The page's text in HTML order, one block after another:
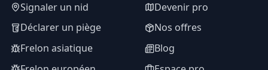
Signaler un nid
Déclarer un piège
Frelon asiatique
Devenir pro
Nos offres
Blog